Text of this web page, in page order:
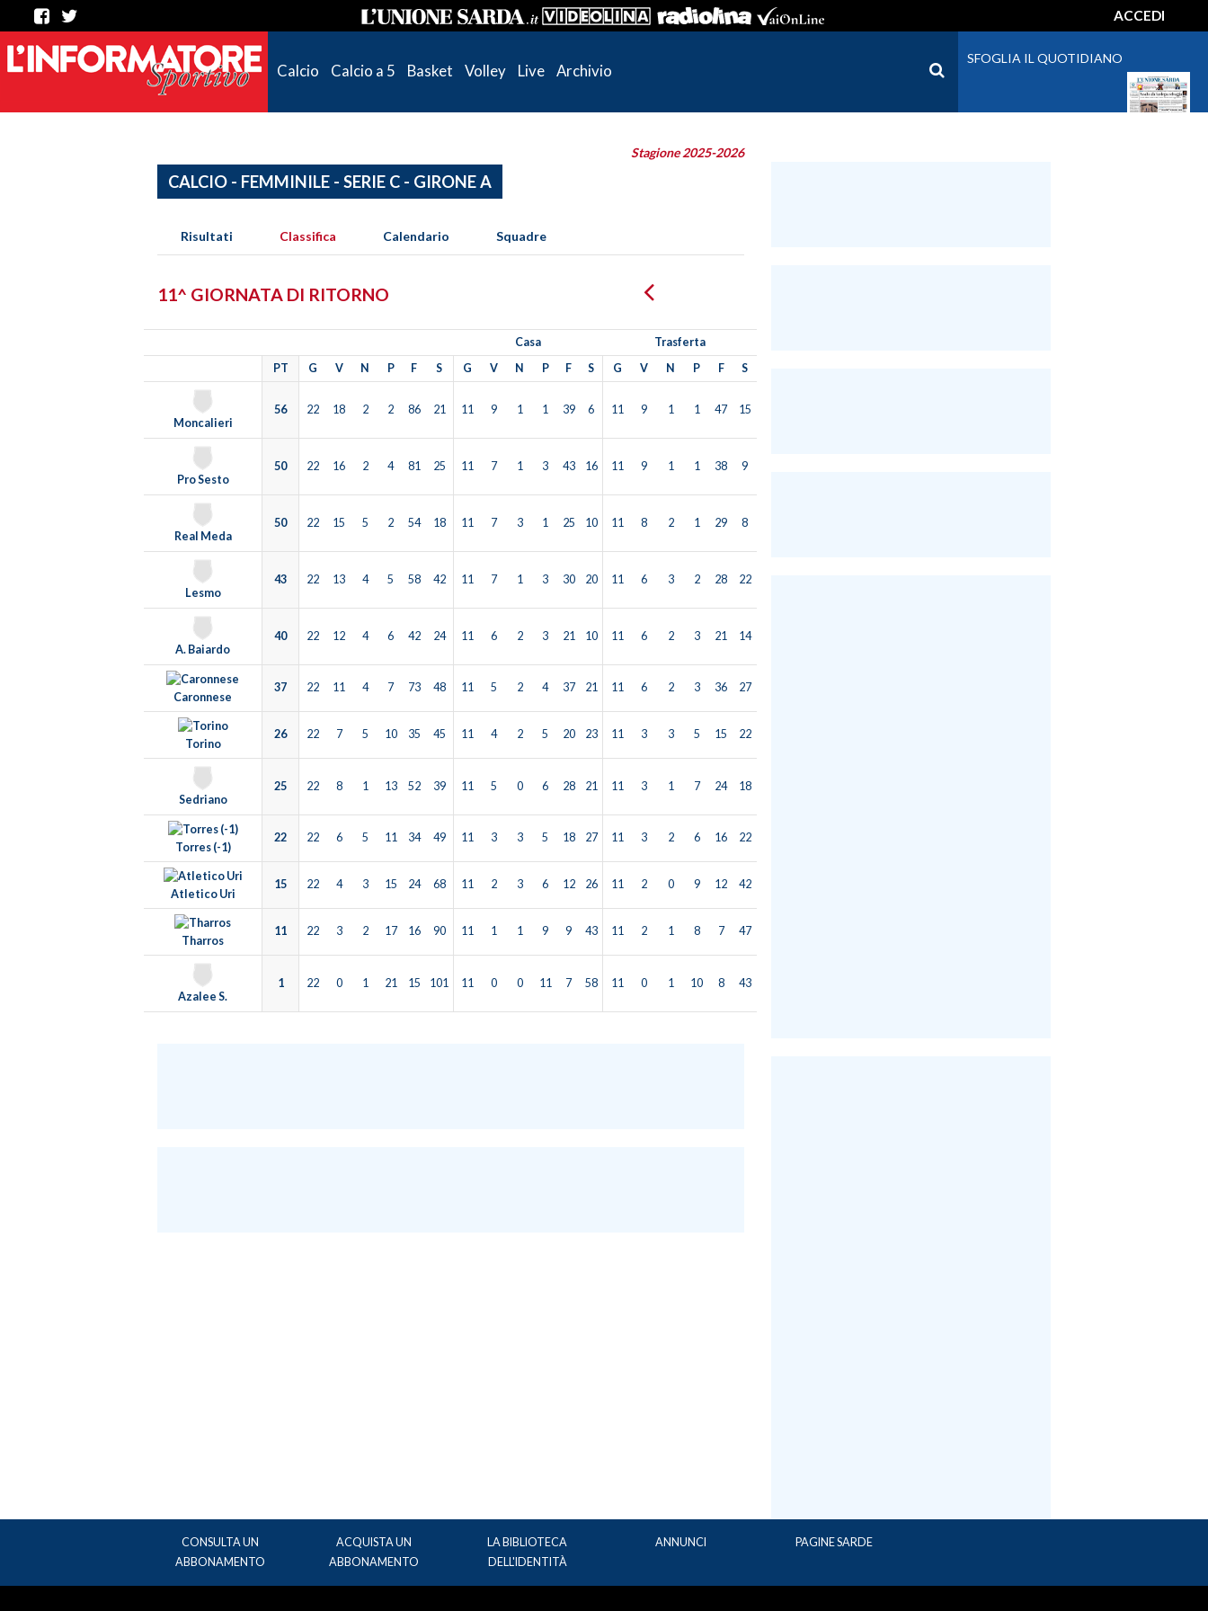
ACCEDI
Calcio Calcio a 5 Basket Volley Live Archivio
SFOGLIA IL QUOTIDIANO
Stagione 2025-2026
CALCIO - FEMMINILE - SERIE C - GIRONE A
Risultati Classifica Calendario Squadre
11^ GIORNATA DI RITORNO
Casa
Trasferta
PT
G V N P F S G V N P F S G V N P F S
Moncalieri
56 22 18 2 2 86 21 11 9 1 1 39 6 11 9 1 1 47 15
Pro Sesto
50 22 16 2 4 81 25 11 7 1 3 43 16 11 9 1 1 38 9
Real Meda
50 22 15 5 2 54 18 11 7 3 1 25 10 11 8 2 1 29 8
Lesmo
43 22 13 4 5 58 42 11 7 1 3 30 20 11 6 3 2 28 22
A. Baiardo
40 22 12 4 6 42 24 11 6 2 3 21 10 11 6 2 3 21 14
Caronnese
37 22 11 4 7 73 48 11 5 2 4 37 21 11 6 2 3 36 27
Torino
26 22 7 5 10 35 45 11 4 2 5 20 23 11 3 3 5 15 22
Sedriano
25 22 8 1 13 52 39 11 5 0 6 28 21 11 3 1 7 24 18
Torres (-1)
22 22 6 5 11 34 49 11 3 3 5 18 27 11 3 2 6 16 22
Atletico Uri
15 22 4 3 15 24 68 11 2 3 6 12 26 11 2 0 9 12 42
Tharros
11 22 3 2 17 16 90 11 1 1 9 9 43 11 2 1 8 7 47
Azalee S.
1 22 0 1 21 15 101 11 0 0 11 7 58 11 0 1 10 8 43
CONSULTA UN
ABBONAMENTO
ACQUISTA UN
ABBONAMENTO
LA BIBLIOTECA
DELL'IDENTITÀ
ANNUNCI PAGINE SARDE